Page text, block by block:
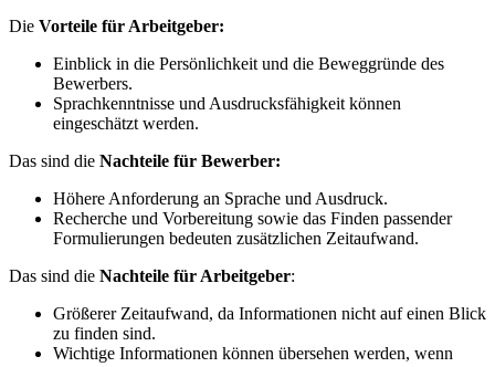
Die Vorteile für Arbeitgeber:
Einblick in die Persönlichkeit und die Beweggründe des
Bewerbers.
Sprachkenntnisse und Ausdrucksfähigkeit können
eingeschätzt werden.
Das sind die Nachteile für Bewerber:
Höhere Anforderung an Sprache und Ausdruck.
Recherche und Vorbereitung sowie das Finden passender
Formulierungen bedeuten zusätzlichen Zeitaufwand.
Das sind die Nachteile für Arbeitgeber:
Größerer Zeitaufwand, da Informationen nicht auf einen Blick
zu finden sind.
Wichtige Informationen können übersehen werden, wenn